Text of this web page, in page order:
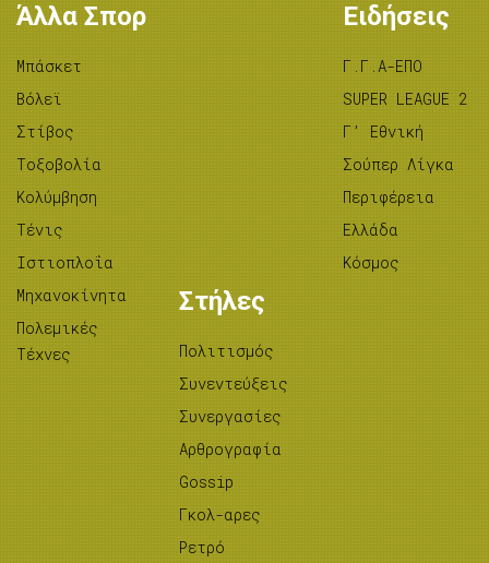
Άλλα Σπορ
Μπάσκετ
Βόλεϊ
Στίβος
Tοξοβολία
Κολύμβηση
Τένις
Ιστιοπλοΐα
Μηχανοκίνητα
Πολεμικές
Τέχνες
Ειδήσεις
Γ.Γ.Α-ΕΠΟ
SUPER LEAGUE 2
Γ’ Εθνική
Σούπερ Λίγκα
Περιφέρεια
Ελλάδα
Κόσμος
Στήλες
Πολιτισμός
Συνεντεύξεις
Συνεργασίες
Αρθρογραφία
Gossip
Γκολ-αρες
Ρετρό